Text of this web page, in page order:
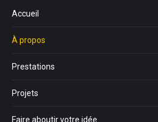
Accueil
À propos
Prestations
Projets
Faire aboutir votre idée